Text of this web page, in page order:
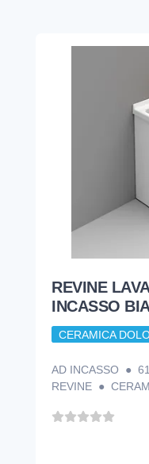
REVINE
INCASSO
CERAMICA
AD INCASSO ●
REVINE ●